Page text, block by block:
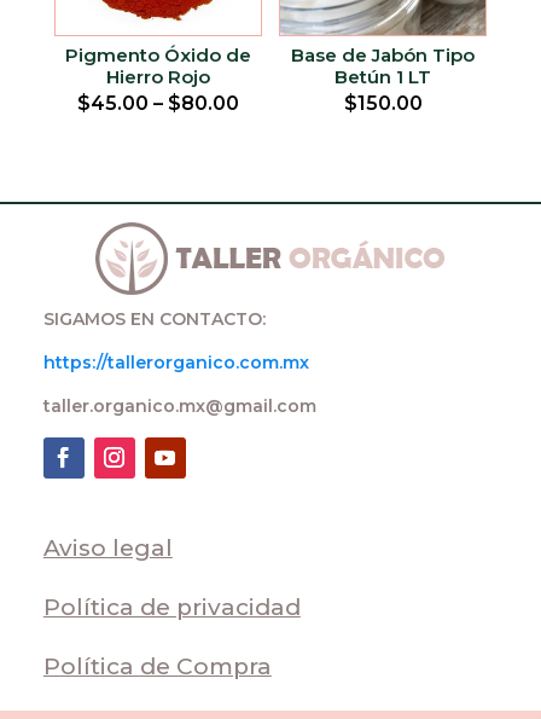
Pigmento Óxido de
Hierro Rojo
$45.00 – $80.00
Base de Jabón Tipo
Betún 1 LT
$150.00
SIGAMOS EN CONTACTO:
https://tallerorganico.com.mx
taller.organico.mx@gmail.com
Aviso legal
Política de privacidad
Política de Compra